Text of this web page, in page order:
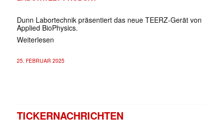
Dunn Labortechnik präsentiert das neue TEERZ-Gerät von
Applied BioPhysics.
Weiterlesen
25. FEBRUAR 2025
TICKERNACHRICHTEN